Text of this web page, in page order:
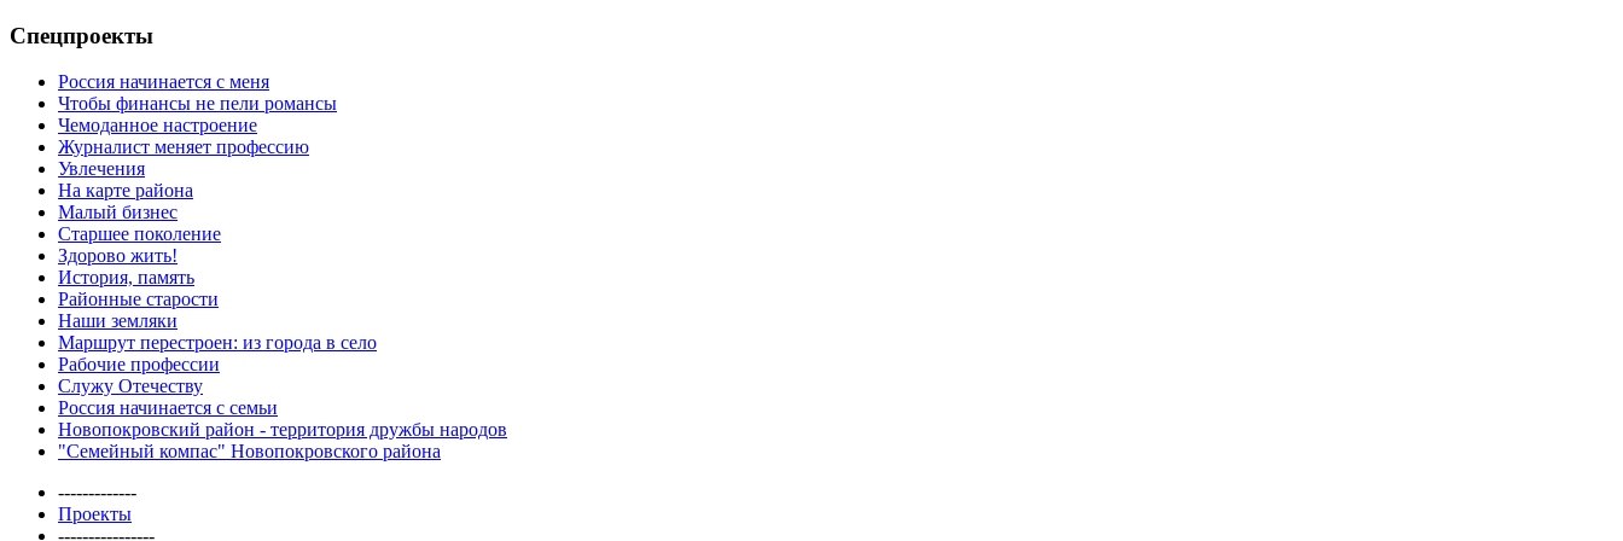
Спецпроекты
Россия начинается с меня
Чтобы финансы не пели романсы
Чемоданное настроение
Журналист меняет профессию
Увлечения
На карте района
Малый бизнес
Старшее поколение
Здорово жить!
История, память
Районные старости
Наши земляки
Маршрут перестроен: из города в село
Рабочие профессии
Служу Отечеству
Россия начинается с семьи
Новопокровский район - территория дружбы народов
"Семейный компас" Новопокровского района
-------------
Проекты
----------------